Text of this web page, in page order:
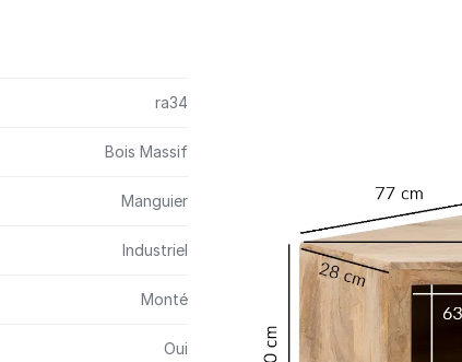
ra34
Bois Massif
Manguier
Industriel
Monté
Oui